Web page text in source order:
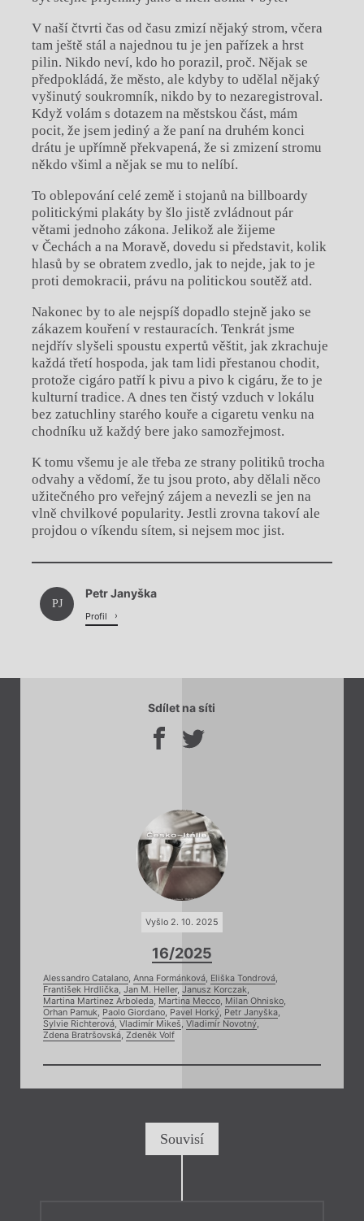
V naší čtvrti čas od času zmizí nějaký strom, včera
tam ještě stál a najednou tu je jen pařízek a hrst
pilin. Nikdo neví, kdo ho porazil, proč. Nějak se
předpokládá, že město, ale kdyby to udělal nějaký
vyšinutý soukromník, nikdo by to nezaregistroval.
Když volám s dotazem na městskou část, mám
pocit, že jsem jediný a že paní na druhém konci
drátu je upřímně překvapená, že si zmizení stromu
někdo všiml a nějak se mu to nelíbí.
To oblepování celé země i stojanů na billboardy
politickými plakáty by šlo jistě zvládnout pár
větami jednoho zákona. Jelikož ale žijeme
v Čechách a na Moravě, dovedu si představit, kolik
hlasů by se obratem zvedlo, jak to nejde, jak to je
proti demokracii, právu na politickou soutěž atd.
Nakonec by to ale nejspíš dopadlo stejně jako se
zákazem kouření v restauracích. Tenkrát jsme
nejdřív slyšeli spoustu expertů věštit, jak zkrachuje
každá třetí hospoda, jak tam lidi přestanou chodit,
protože cigáro patří k pivu a pivo k cigáru, že to je
kulturní tradice. A dnes ten čistý vzduch v lokálu
bez zatuchliny starého kouře a cigaretu venku na
chodníku už každý bere jako samozřejmost.
K tomu všemu je ale třeba ze strany politiků trocha
odvahy a vědomí, že tu jsou proto, aby dělali něco
užitečného pro veřejný zájem a nevezli se jen na
vlně chvilkové popularity. Jestli zrovna takoví ale
projdou o víkendu sítem, si nejsem moc jist.
Chviličku.
Načítá se.
PJ
Petr Janyška
Profil
Sdílet na síti
Vyšlo 2. 10. 2025
16/2025
Alessandro Catalano, Anna Formánková, Eliška Tondrová,
František Hrdlička, Jan M. Heller, Janusz Korczak,
Martina Martinez Arboleda, Martina Mecco, Milan Ohnisko,
Orhan Pamuk, Paolo Giordano, Pavel Horký, Petr Janyška,
Sylvie Richterová, Vladimír Mikeš, Vladimír Novotný,
Zdena Bratršovská, Zdeněk Volf
Souvisí